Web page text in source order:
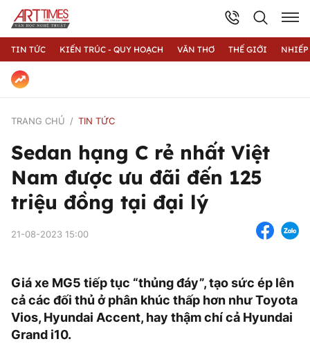
TIN TỨC KIẾN TRÚC - QUY HOẠCH VĂN THƠ THẾ GIỚI
TRANG CHỦ TIN TỨC
Sedan hạng C rẻ nhất Việt
Nam được ưu đãi đến 125
triệu đồng tại đại lý
21-08-2023 15:00
Giá xe MG5 tiếp tục “thủng đáy”, tạo sức ép lên
cả các đối thủ ở phân khúc thấp hơn như Toyota
Vios, Hyundai Accent, hay thậm chí cả Hyundai
Grand i10.